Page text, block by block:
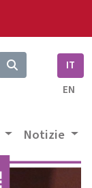
IT
EN
Notizie